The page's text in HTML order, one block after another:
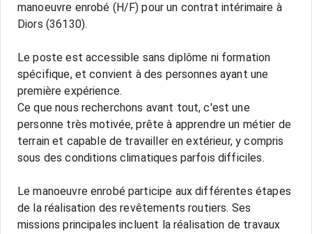
manoeuvre enrobé (H/F) pour un contrat intérimaire à
Diors (36130).
Le poste est accessible sans diplôme ni formation
spécifique, et convient à des personnes ayant une
première expérience.
Ce que nous recherchons avant tout, c'est une
personne très motivée, prête à apprendre un métier de
terrain et capable de travailler en extérieur, y compris
sous des conditions climatiques parfois difficiles.
Le manoeuvre enrobé participe aux différentes étapes
de la réalisation des revêtements routiers. Ses
missions principales incluent la réalisation de travaux